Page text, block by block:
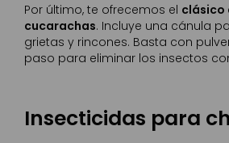
Por último, te ofrecemos el clásico
cucarachas. Incluye una cánula
grietas y rincones. Basta con
paso para eliminar los insectos
Insecticidas para